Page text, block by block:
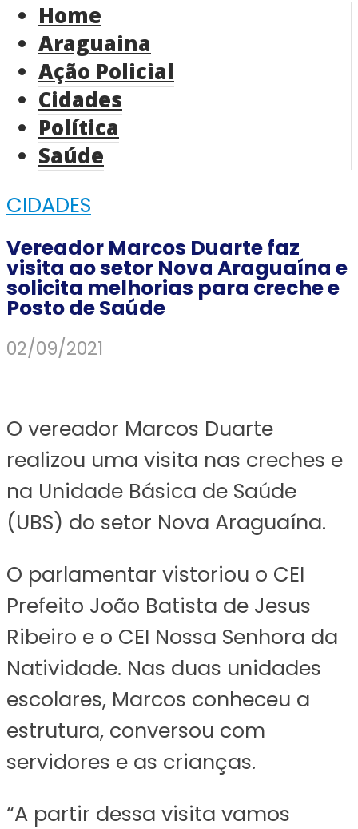
Home
Araguaina
Ação Policial
Cidades
Política
Saúde
CIDADES
Vereador Marcos Duarte faz
visita ao setor Nova Araguaína e
solicita melhorias para creche e
Posto de Saúde
02/09/2021
O vereador Marcos Duarte
realizou uma visita nas creches e
na Unidade Básica de Saúde
(UBS) do setor Nova Araguaína.
O parlamentar vistoriou o CEI
Prefeito João Batista de Jesus
Ribeiro e o CEI Nossa Senhora da
Natividade. Nas duas unidades
escolares, Marcos conheceu a
estrutura, conversou com
servidores e as crianças.
“A partir dessa visita vamos